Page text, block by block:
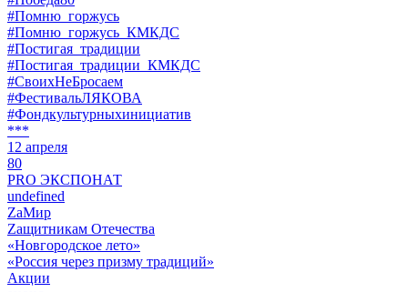
#Помню_горжусь
#Помню_горжусь_КМКДС
#Постигая_традиции
#Постигая_традиции_КМКДС
#СвоихНеБросаем
#ФестивальЛЯКОВА
#Фондкультурныхинициатив
***
12 апреля
80
PRO ЭКСПОНАТ
undefined
ZaМир
Zащитникам Отечества
«Новгородское лето»
«Россия через призму традиций»
Акции